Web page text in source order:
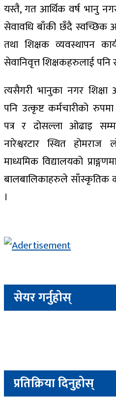
यस्तै, गत आर्थिक वर्ष भानु
सेवावधि बाँकी छँदै स्वच्छिक
तथा शिक्षक व्यवस्थापन
सेवानिवृत्त शिक्षकहरुलाई पनि
त्यसैगरी भानुका नगर शिक्षा
पनि उत्कृष्ट कर्मचारीको
पत्र र दोसल्ला ओढाइ
नारेश्वरटार स्थित होमराज
माध्यमिक विद्यालयको
बालबालिकाहरुले साँस्कृतिक
।
सेयर गर्नुहोस्
प्रतिक्रिया दिनुहोस्